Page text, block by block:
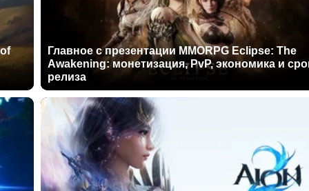
Главное с презентации MMORPG Eclipse: The
Awakening: монетизация, PvP, экономика и
релиза